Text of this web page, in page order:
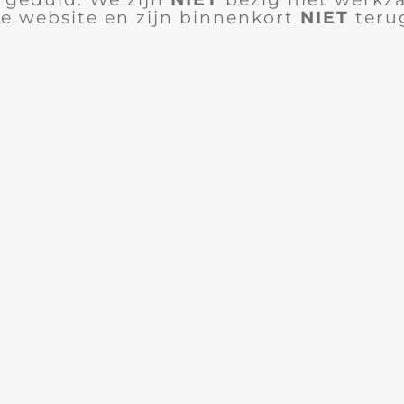
website en zijn binnenkort NIET